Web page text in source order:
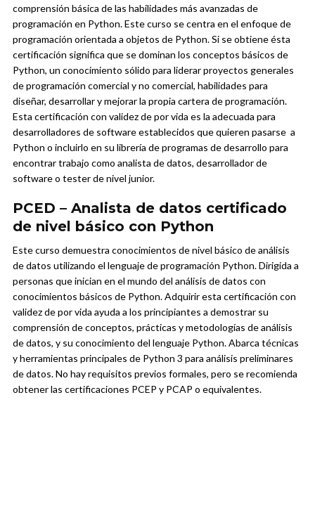
comprensión básica de las habilidades más avanzadas de
programación en Python. Este curso se centra en el enfoque de
programación orientada a objetos de Python. Si se obtiene ésta
certificación significa que se dominan los conceptos básicos de
Python, un conocimiento sólido para liderar proyectos generales
de programación comercial y no comercial, habilidades para
diseñar, desarrollar y mejorar la propia cartera de programación.
Esta certificación con validez de por vida es la adecuada para
desarrolladores de software establecidos que quieren pasarse a
Python o incluirlo en su librería de programas de desarrollo para
encontrar trabajo como analista de datos, desarrollador de
software o tester de nivel junior.
PCED – Analista de datos certificado
de nivel básico con Python
Este curso demuestra conocimientos de nivel básico de análisis
de datos utilizando el lenguaje de programación Python. Dirigida a
personas que inician en el mundo del análisis de datos con
conocimientos básicos de Python. Adquirir esta certificación con
validez de por vida ayuda a los principiantes a demostrar su
comprensión de conceptos, prácticas y metodologías de análisis
de datos, y su conocimiento del lenguaje Python. Abarca técnicas
y herramientas principales de Python 3 para análisis preliminares
de datos. No hay requisitos previos formales, pero se recomienda
obtener las certificaciones PCEP y PCAP o equivalentes.